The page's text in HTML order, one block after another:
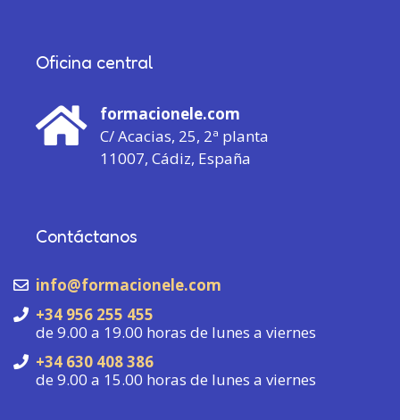
Oficina central
formacionele.com
C/ Acacias, 25, 2ª planta
11007, Cádiz, España
Contáctanos
info@formacionele.com
+34 956 255 455
de 9.00 a 19.00 horas de lunes a viernes
+34 630 408 386
de 9.00 a 15.00 horas de lunes a viernes